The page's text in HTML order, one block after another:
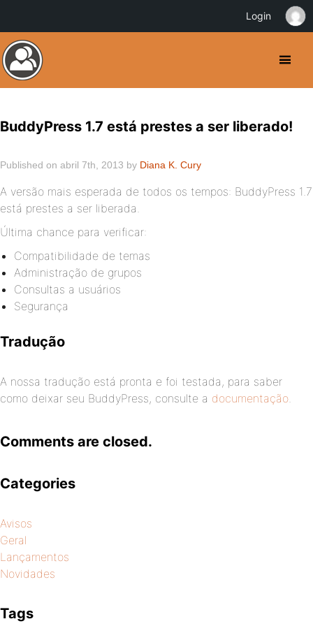
BuddyPress 1.7 está prestes a ser liberado!
Published on abril 7th, 2013 by Diana K. Cury
A versão mais esperada de todos os tempos: BuddyPress 1.7
está prestes a ser liberada.
Última chance para verificar:
Compatibilidade de temas
Administração de grupos
Consultas a usuários
Segurança
Tradução
A nossa tradução está pronta e foi testada, para saber
como deixar seu BuddyPress, consulte a documentação.
Comments are closed.
Categories
Avisos
Geral
Lançamentos
Novidades
Tags
Login